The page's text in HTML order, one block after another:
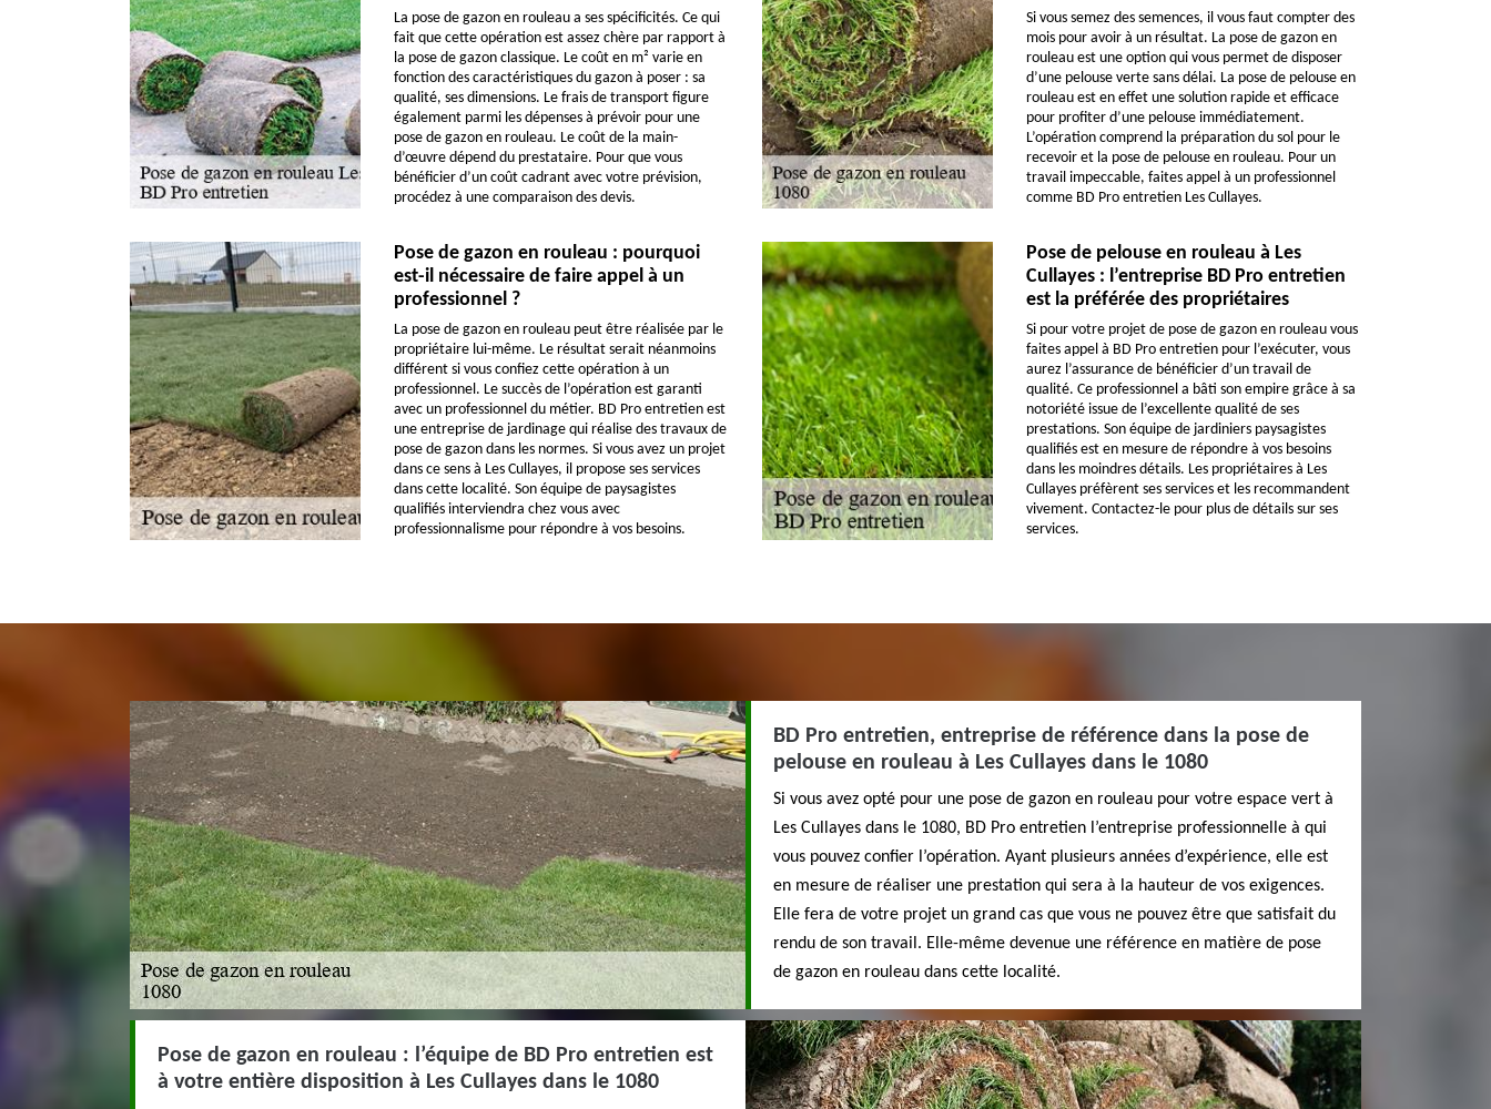
La pose de gazon en rouleau a ses spécificités. Ce qui
fait que cette opération est assez chère par rapport à
la pose de gazon classique. Le coût en m² varie en
fonction des caractéristiques du gazon à poser : sa
qualité, ses dimensions. Le frais de transport figure
également parmi les dépenses à prévoir pour une
pose de gazon en rouleau. Le coût de la main-
d’œuvre dépend du prestataire. Pour que vous
bénéficier d’un coût cadrant avec votre prévision,
procédez à une comparaison des devis.
Si vous semez des semences, il vous faut compter des
mois pour avoir à un résultat. La pose de gazon en
rouleau est une option qui vous permet de disposer
d’une pelouse verte sans délai. La pose de pelouse en
rouleau est en effet une solution rapide et efficace
pour profiter d’une pelouse immédiatement.
L’opération comprend la préparation du sol pour le
recevoir et la pose de pelouse en rouleau. Pour un
travail impeccable, faites appel à un professionnel
comme BD Pro entretien Les Cullayes.
Pose de gazon en rouleau : pourquoi
est-il nécessaire de faire appel à un
professionnel ?
La pose de gazon en rouleau peut être réalisée par le
propriétaire lui-même. Le résultat serait néanmoins
différent si vous confiez cette opération à un
professionnel. Le succès de l’opération est garanti
avec un professionnel du métier. BD Pro entretien est
une entreprise de jardinage qui réalise des travaux de
pose de gazon dans les normes. Si vous avez un projet
dans ce sens à Les Cullayes, il propose ses services
dans cette localité. Son équipe de paysagistes
qualifiés interviendra chez vous avec
professionnalisme pour répondre à vos besoins.
Pose de pelouse en rouleau à Les
Cullayes : l’entreprise BD Pro entretien
est la préférée des propriétaires
Si pour votre projet de pose de gazon en rouleau vous
faites appel à BD Pro entretien pour l’exécuter, vous
aurez l’assurance de bénéficier d’un travail de
qualité. Ce professionnel a bâti son empire grâce à sa
notoriété issue de l’excellente qualité de ses
prestations. Son équipe de jardiniers paysagistes
qualifiés est en mesure de répondre à vos besoins
dans les moindres détails. Les propriétaires à Les
Cullayes préfèrent ses services et les recommandent
vivement. Contactez-le pour plus de détails sur ses
services.
BD Pro entretien, entreprise de référence dans la pose de
pelouse en rouleau à Les Cullayes dans le 1080
Si vous avez opté pour une pose de gazon en rouleau pour votre espace vert à
Les Cullayes dans le 1080, BD Pro entretien l’entreprise professionnelle à qui
vous pouvez confier l’opération. Ayant plusieurs années d’expérience, elle est
en mesure de réaliser une prestation qui sera à la hauteur de vos exigences.
Elle fera de votre projet un grand cas que vous ne pouvez être que satisfait du
rendu de son travail. Elle-même devenue une référence en matière de pose
de gazon en rouleau dans cette localité.
Pose de gazon en rouleau : l’équipe de BD Pro entretien est
à votre entière disposition à Les Cullayes dans le 1080